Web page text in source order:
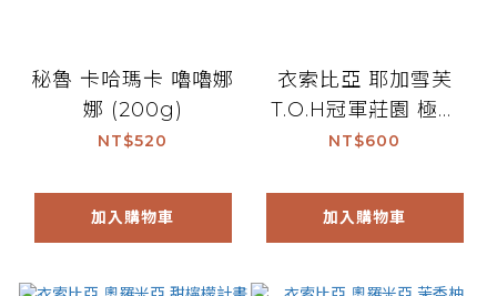
秘魯 卡哈瑪卡 嚕嚕娜
娜 (200g)
NT$520
加入購物車
衣索比亞 耶加雪芙
T.O.H冠軍莊園 極美
‧ 花姬 (200g)
NT$600
加入購物車